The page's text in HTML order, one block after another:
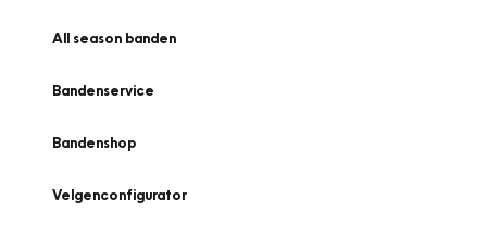
All season banden
Bandenservice
Bandenshop
Velgenconfigurator